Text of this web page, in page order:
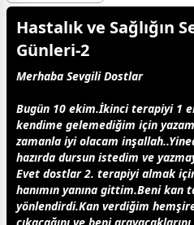
Hastalık ve Sağlığın
Günleri-2
Merhaba Sevgili Dostlar
Bugün 10 ekim.İkinci terapiyi 1
kendime gelemediğim için
zamanla iyi olacam
hazırda dursun istedim ve
Evet dostlar 2. terapiyi almak
hanımın yanına gittim.Beni kan
yönlendirdi.Kan verdiğim
çıkacağını ve beni